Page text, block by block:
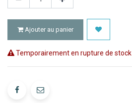
Ajouter au panier
Temporairement en rupture de stock